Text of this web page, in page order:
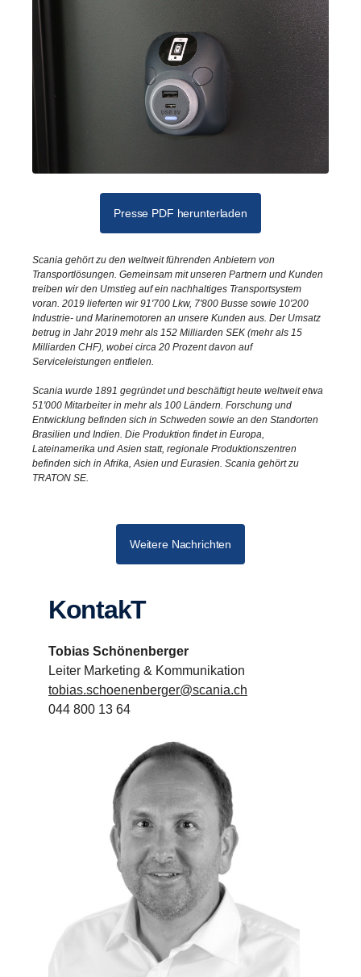
Presse PDF herunterladen
Scania gehört zu den weltweit führenden Anbietern von
Transportlösungen. Gemeinsam mit unseren Partnern und Kunden
treiben wir den Umstieg auf ein nachhaltiges Transportsystem
voran. 2019 lieferten wir 91'700 Lkw, 7'800 Busse sowie 10'200
Industrie- und Marinemotoren an unsere Kunden aus. Der Umsatz
betrug in Jahr 2019 mehr als 152 Milliarden SEK (mehr als 15
Milliarden CHF), wobei circa 20 Prozent davon auf
Serviceleistungen entfielen.
Scania wurde 1891 gegründet und beschäftigt heute weltweit etwa
51'000 Mitarbeiter in mehr als 100 Ländern. Forschung und
Entwicklung befinden sich in Schweden sowie an den Standorten
Brasilien und Indien. Die Produktion findet in Europa,
Lateinamerika und Asien statt, regionale Produktionszentren
befinden sich in Afrika, Asien und Eurasien. Scania gehört zu
TRATON SE.
Weitere Nachrichten
KontakT
Tobias Schönenberger
Leiter Marketing & Kommunikation
tobias.schoenenberger@scania.ch
044 800 13 64